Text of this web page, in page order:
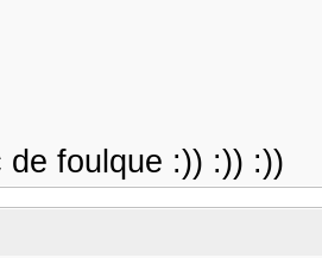
de foulque :)) :)) :))